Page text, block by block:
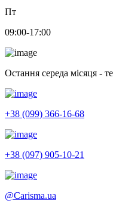
Пт
09:00-17:00
Остання середа місяця -
+38 (099) 366-16-68
+38 (097) 905-10-21
@Carisma.ua